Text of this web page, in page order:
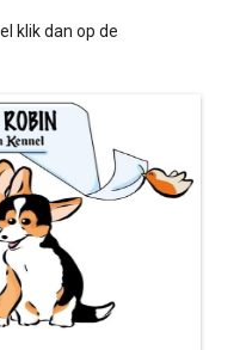
klik dan op de